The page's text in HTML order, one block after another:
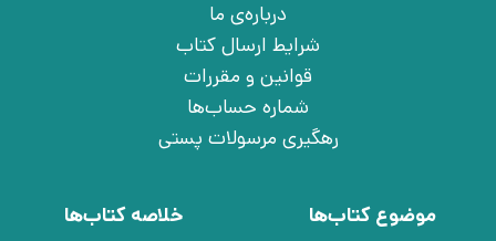
درباره‌ی ما
شرایط ارسال کتاب
قوانین و مقررات
شماره حساب‌ها
رهگیری مرسولات پستی
موضوع کتاب‌ها
خلاصه کتاب‌ها